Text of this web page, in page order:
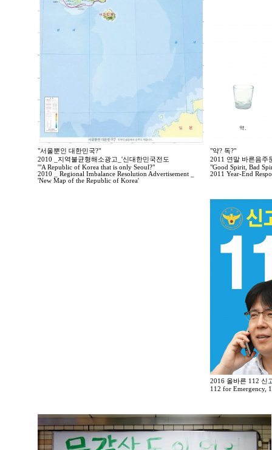
"서울뿐인 대한민국?"
2010 _지역불균형해소광고_'신대한민국전도
'"A Republic of Korea that is only Seoul?"
2010 _ Regional Imbalance Resolution Advertisement _
'New Map of the Republic of Korea'
"약? 독?"
2011 연말 바른음주
"Good Spirit, Bad
2011 Year-End
2016 올바른 112 신
112 for Emergency,